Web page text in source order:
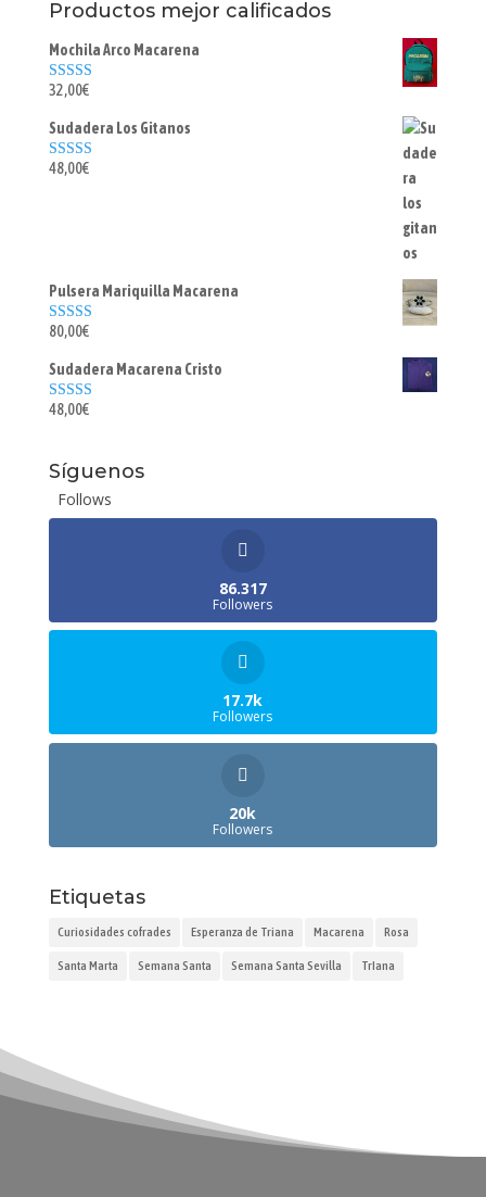
Productos mejor calificados
Mochila Arco Macarena
Valorado con
32,00€
Sudadera Los Gitanos
Valorado con
48,00€
Pulsera Mariquilla Macarena
Valorado con
80,00€
Sudadera Macarena Cristo
Valorado con
48,00€
Síguenos
Follows
86.317
Followers
17.7k
Followers
20k
Followers
Etiquetas
Curiosidades cofrades Esperanza de Triana Macarena Rosa
Santa Marta Semana Santa Semana Santa Sevilla TrIana